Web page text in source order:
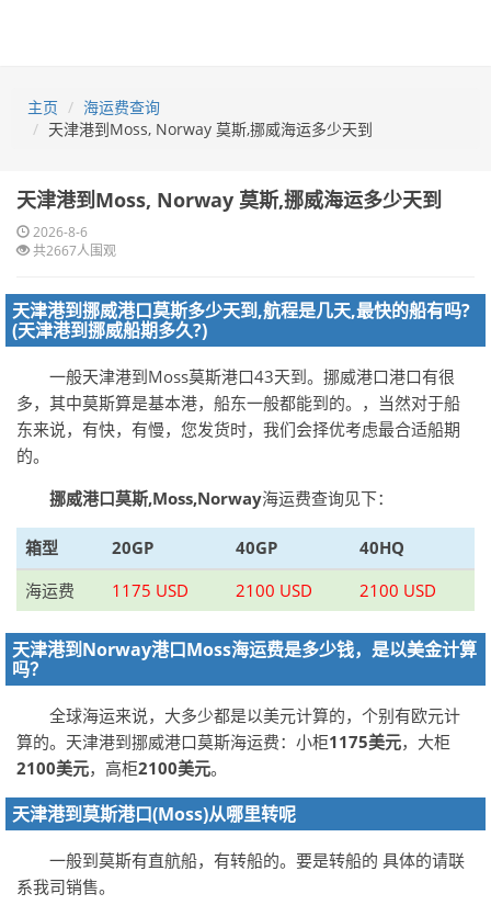
主页
海运费查询
天津港到Moss, Norway 莫斯,挪威海运多少天到
天津港到Moss, Norway 莫斯,挪威海运多少天到
2026-8-6
共2667人围观
天津港到挪威港口莫斯多少天到,航程是几天,最快的船有吗?
(天津港到挪威船期多久?)
一般天津港到Moss莫斯港口43天到。挪威港口港口有很
多，其中莫斯算是基本港，船东一般都能到的。，当然对于船
东来说，有快，有慢，您发货时，我们会择优考虑最合适船期
的。
挪威港口莫斯,Moss,Norway海运费查询见下：
箱型 20GP 40GP
40HQ
海运费
1175 USD 2100 USD 2100 USD
天津港到Norway港口Moss海运费是多少钱，是以美金计算
吗？
全球海运来说，大多少都是以美元计算的，个别有欧元计
算的。天津港到挪威港口莫斯海运费：小柜1175美元，大柜
2100美元，高柜2100美元。
天津港到莫斯港口(Moss)从哪里转呢
一般到莫斯有直航船，有转船的。要是转船的 具体的请联
系我司销售。